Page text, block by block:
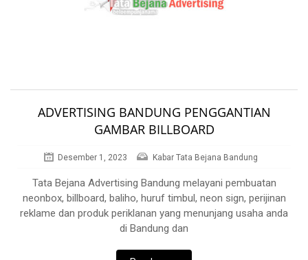
ADVERTISING BANDUNG PENGGANTIAN
GAMBAR BILLBOARD
Desember 1, 2023 Kabar Tata Bejana Bandung
Tata Bejana Advertising Bandung melayani pembuatan
neonbox, billboard, baliho, huruf timbul, neon sign, perijinan
reklame dan produk periklanan yang menunjang usaha anda
di Bandung dan